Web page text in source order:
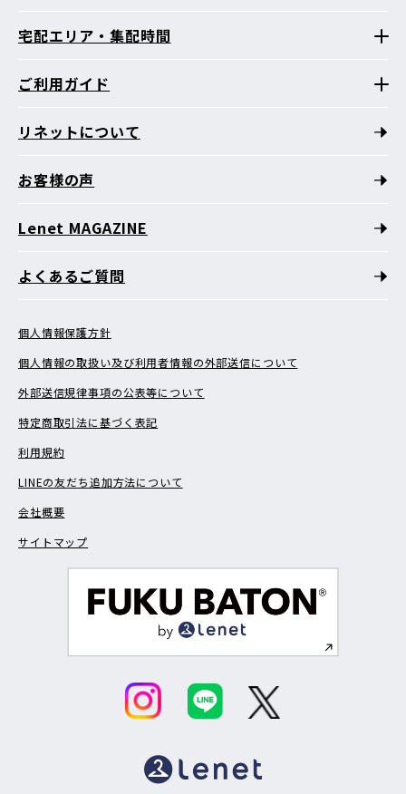
宅配エリア・集配時間
ご利用ガイド
リネットについて
お客様の声
Lenet MAGAZINE
よくあるご質問
個人情報保護方針
個人情報の取扱い及び利用者情報の外部送信について
外部送信規律事項の公表等について
特定商取引法に基づく表記
利用規約
LINEの友だち追加方法について
会社概要
サイトマップ